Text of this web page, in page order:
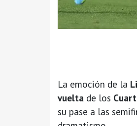
La emoción de la
vuelta de los
su pase a las